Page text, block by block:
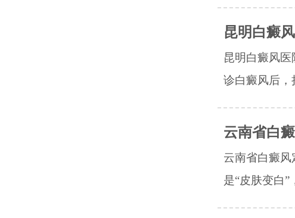
昆明白癜
昆明白癜风
诊白癜风后，
云南省白
云南省白癜
是“皮肤变白